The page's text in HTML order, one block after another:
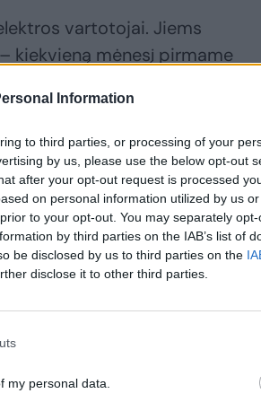
Information
to third parties, or processing of your
by us, please use the below opt-out
after your opt-out request is processed
on personal information utilized by us
to your opt-out. You may separately
by third parties on the IAB’s list of
be disclosed by us to third parties on the
disclose it to other third parties.
my personal data.
vartotojai. Jiems
kiekvieną mėnesį pirmame
vartotojams nepermokėti
informavimą, paskatins
vartotojo poreikius
energiją planus.
dalijasi filmuota